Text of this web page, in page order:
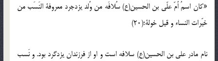
«کان اسمُ اُمّ علّی بن الحسین(ع) سُلافَه من وُلد یزدجرد معروفة النَسَب من
خیّرات النساء و قیل خولة؛(20)
نام مادر علی بن الحسین(ع) سلافه است و او از فرزندان یزدگرد بود. و نَسب